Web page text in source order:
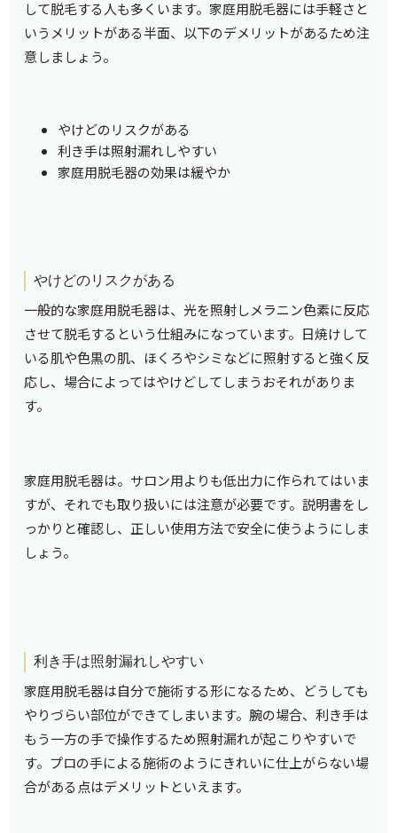
して脱毛する人も多くいます。家庭用脱毛器には手軽さと
いうメリットがある半面、以下のデメリットがあるため注
意しましょう。
やけどのリスクがある
利き手は照射漏れしやすい
家庭用脱毛器の効果は緩やか
やけどのリスクがある
一般的な家庭用脱毛器は、光を照射しメラニン色素に反応
させて脱毛するという仕組みになっています。日焼けして
いる肌や色黒の肌、ほくろやシミなどに照射すると強く反
応し、場合によってはやけどしてしまうおそれがありま
す。
家庭用脱毛器は。サロン用よりも低出力に作られてはいま
すが、それでも取り扱いには注意が必要です。説明書をし
っかりと確認し、正しい使用方法で安全に使うようにしま
しょう。
利き手は照射漏れしやすい
家庭用脱毛器は自分で施術する形になるため、どうしても
やりづらい部位ができてしまいます。腕の場合、利き手は
もう一方の手で操作するため照射漏れが起こりやすいで
す。プロの手による施術のようにきれいに仕上がらない場
合がある点はデメリットといえます。